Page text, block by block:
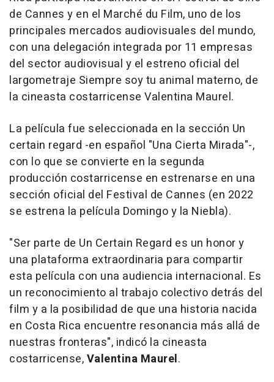
de Cannes y en el Marché du Film, uno de los
principales mercados audiovisuales del mundo,
con una delegación integrada por 11 empresas
del sector audiovisual y el estreno oficial del
largometraje Siempre soy tu animal materno, de
la cineasta costarricense Valentina Maurel.
La película fue seleccionada en la sección Un
certain regard -en español "Una Cierta Mirada"-,
con lo que se convierte en la segunda
producción costarricense en estrenarse en una
sección oficial del Festival de Cannes (en 2022
se estrena la película Domingo y la Niebla).
"Ser parte de Un Certain Regard es un honor y
una plataforma extraordinaria para compartir
esta película con una audiencia internacional. Es
un reconocimiento al trabajo colectivo detrás del
film y a la posibilidad de que una historia nacida
en Costa Rica encuentre resonancia más allá de
nuestras fronteras", indicó la cineasta
costarricense,Valentina Maurel.